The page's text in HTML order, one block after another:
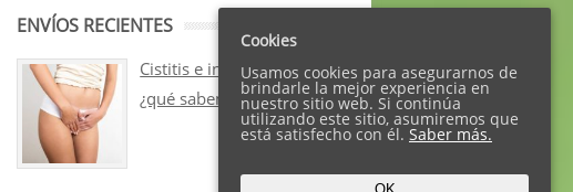
ENVÍOS RECIENTES
Cistitis e incontinencia:
¿qué sabemos sobre ellos?
Cookies
Usamos cookies para asegurarnos de
brindarle la mejor experiencia en
nuestro sitio web. Si continúa
utilizando este sitio, asumiremos que
está satisfecho con él. Saber más.